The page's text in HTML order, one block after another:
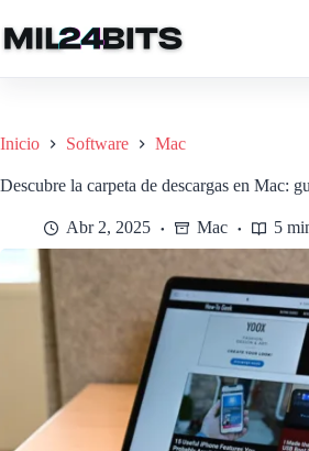
al
contenido
Inicio Software Mac
Descubre la carpeta de descargas en Mac:
Abr 2, 2025 Mac 5